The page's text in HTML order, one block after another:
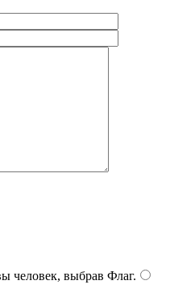
человек, выбрав Флаг.